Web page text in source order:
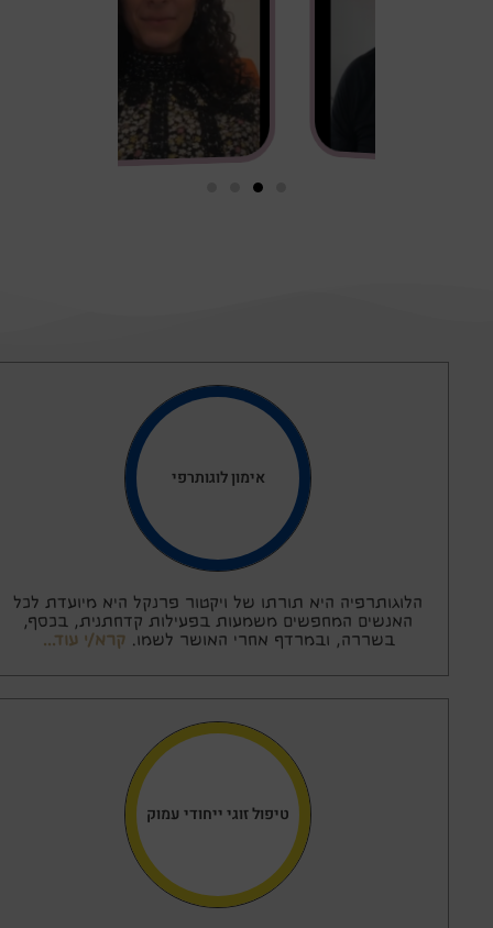
אימון לוגותרפי
הלוגותרפיה היא תורתו של ויקטור פרנקל היא מיועדת לכל
האנשים המחפשים משמעות בפעילות קדחתנית, בכסף,
בשררה, ובמרדף אחרי האושר לשמו. קרא/י עוד…
טיפול זוגי ייחודי עמוק